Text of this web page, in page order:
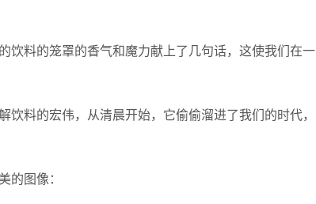
饮料的笼罩的香气和魔力献上了几句话，这使我们在一
料的宏伟，从清晨开始，它偷偷溜进了我们的时代，
的图像：